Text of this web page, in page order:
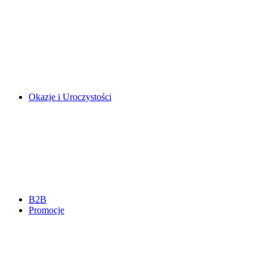
Okazje i Uroczystości
B2B
Promocje